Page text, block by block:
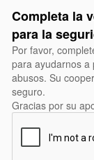
Completa la
para la
Por favor,
para ayudarnos a
abusos. Su
seguro.
Gracias por su